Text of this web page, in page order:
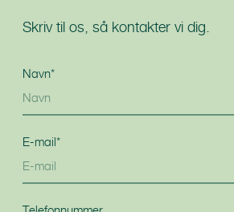
Skriv til os, så kontakter vi dig.
Navn*
E-mail*